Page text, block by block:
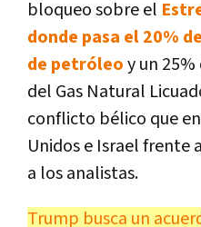
bloqueo sobre el
donde pasa el 20%
de petróleoy un
del Gas Natural
conflicto bélico que
Unidos e Israel frente
a los analistas.
Trump busca un